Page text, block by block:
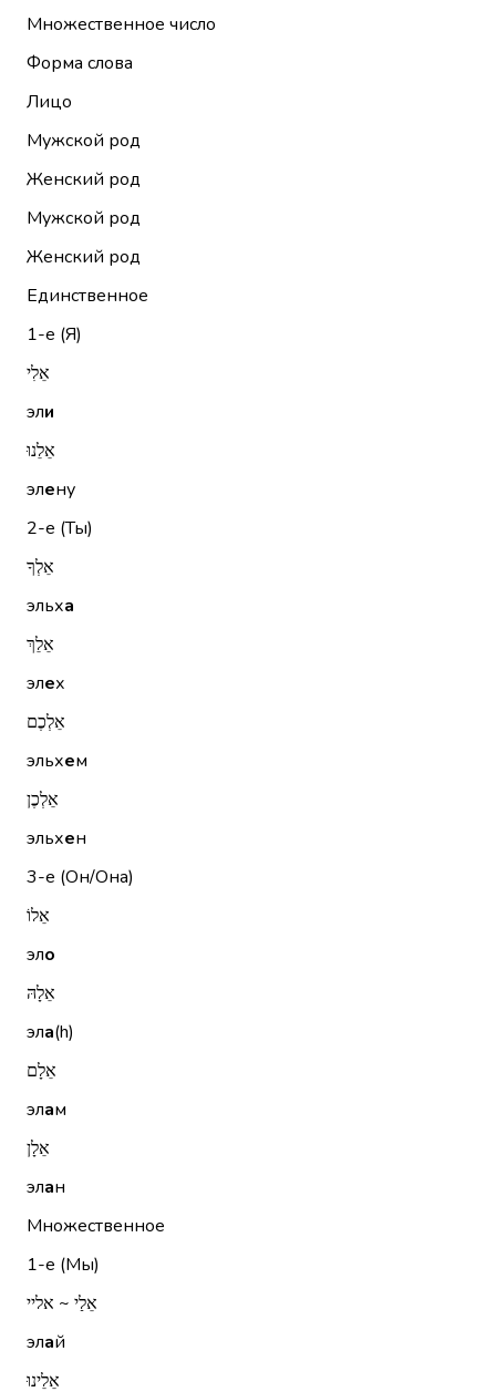
Множественное число
Форма слова
Лицо
Мужской род
Женский род
Мужской род
Женский род
Единственное
1-е (Я)
אֵלִי
эли
אֵלֵנוּ
элену
2-е (Ты)
אֵלְךָ
эльха
אֵלֵךְ
элех
אֵלְכֶם
эльхем
אֵלְכֶן
эльхен
3-е (Он/Она)
אֵלוֹ
эло
אֵלָהּ
эла(h)
אֵלָם
элам
אֵלָן
элан
Множественное
1-е (Мы)
אֵלַי ~ אליי
элай
אֵלֵינוּ